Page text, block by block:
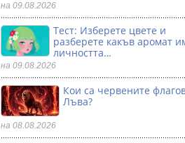
на 09.08.2026
Тест: Изберете цвете и
разберете какъв аромат
личността…
на 09.08.2026
Кои са червените
Лъва?
на 08.08.2026